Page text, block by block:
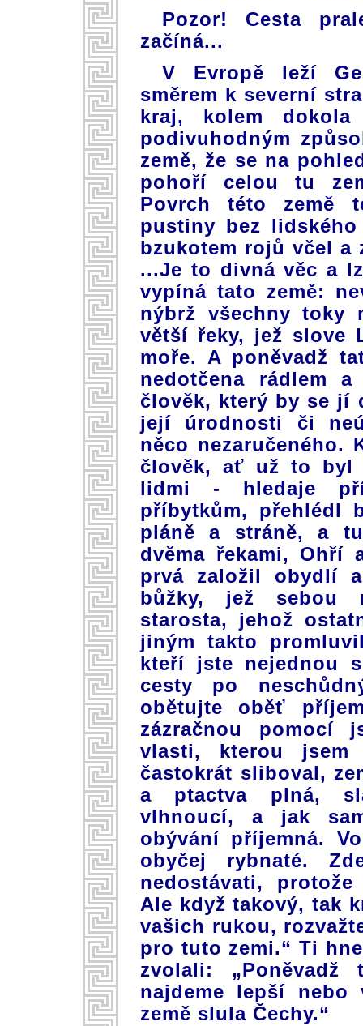
Pozor! Cesta
začíná...
V Evropě leží
směrem k severní
kraj, kolem
podivuhodným
země, že se na
pohoří celou tu
Povrch této země
pustiny bez
bzukotem rojů včel a
...Je to divná věc a
vypíná tato země:
nýbrž všechny toky
větší řeky, jež slove
moře. A poněvadž
nedotčena rádlem
člověk, který by se jí
její úrodnosti či
něco
člověk, ať už to byl
lidmi - hledaje
příbytkům, přehlédl
pláně a stráně, a
dvěma řekami, Ohří
prvá založil obydlí
bůžky, jež sebou
starosta, jehož
jiným takto
kteří jste nejednou
cesty po
obětujte oběť
zázračnou pomocí
vlasti, kterou
častokrát sliboval,
a ptactva plná,
vlhnoucí, a jak
obývání příjemná.
obyčej rybnaté.
nedostávati,
Ale když takový, tak
vašich rukou,
pro tuto zemi.“ Ti
zvolali:
najdeme lepší
země slula Čechy.“